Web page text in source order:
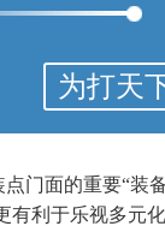
为打天
门面的重要“装
有利于乐视多元